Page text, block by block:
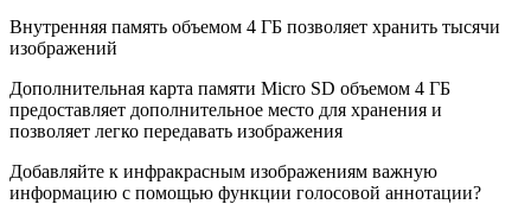
Внутренняя память объемом 4 ГБ позволяет хранить тысячи
изображений
Дополнительная карта памяти Micro SD объемом 4 ГБ
предоставляет дополнительное место для хранения и
позволяет легко передавать изображения
Добавляйте к инфракрасным изображениям важную
информацию с помощью функции голосовой аннотации?